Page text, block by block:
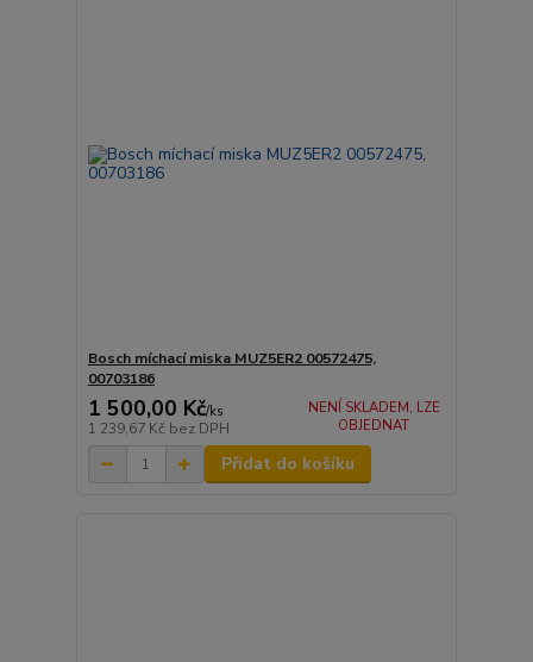
Bosch míchací miska MUZ5ER2 00572475,
00703186
1 500,00 Kč/ks
1 239,67 Kč bez DPH
NENÍ SKLADEM, LZE
OBJEDNAT
Přidat do košíku